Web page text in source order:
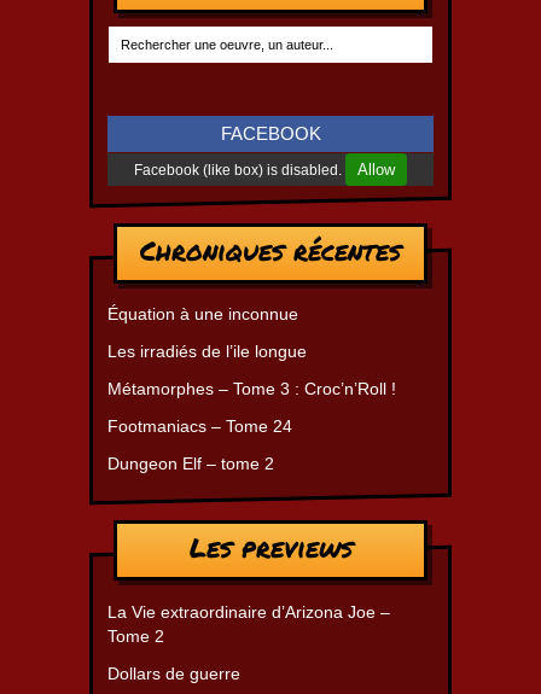
FACEBOOK
Facebook (like box) is disabled. Allow
Chroniques récentes
Équation à une inconnue
Les irradiés de l’ile longue
Métamorphes – Tome 3 : Croc’n’Roll !
Footmaniacs – Tome 24
Dungeon Elf – tome 2
Les previews
La Vie extraordinaire d’Arizona Joe –
Tome 2
Dollars de guerre